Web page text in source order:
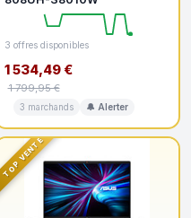
3 offres disponibles
1 534,49 €
1 799,95 €
3 marchands 🔔 Alerter
TOP VENTE